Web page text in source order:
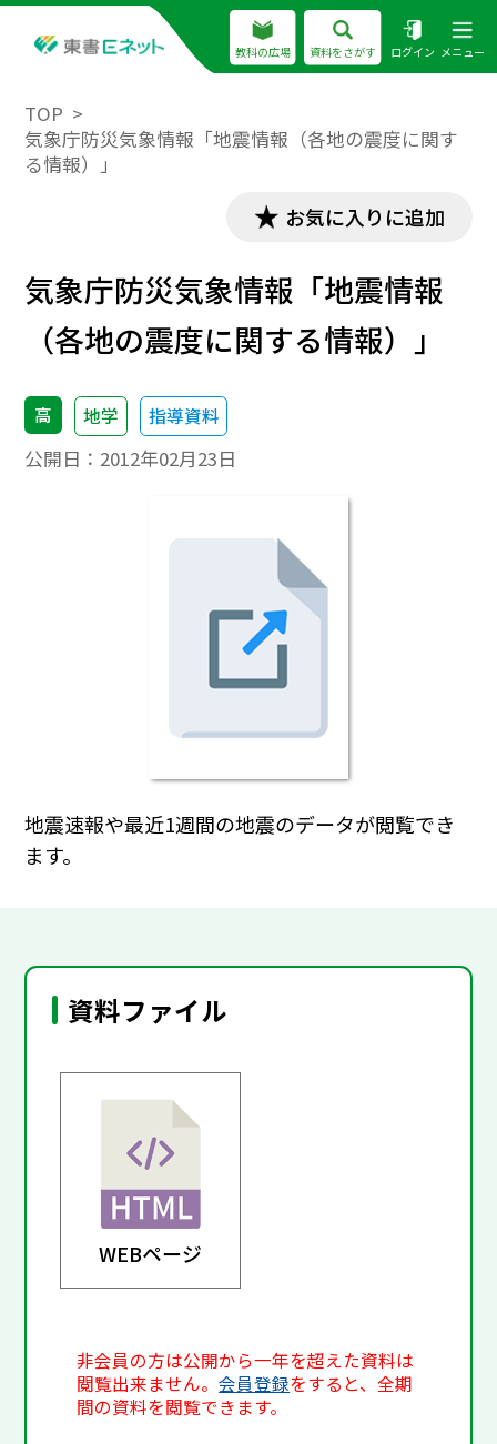
教科の広場 資料をさがす ログイン メニュー
TOP
気象庁防災気象情報「地震情報（各地の震度に関す
る情報）」
お気に入りに追加
気象庁防災気象情報「地震情報
（各地の震度に関する情報）」
高 地学 指導資料
公開日： 2012年02月23日
地震速報や最近1週間の地震のデータが閲覧でき
ます。
資料ファイル
WEBページ
非会員の方は公開から一年を超えた資料は
閲覧出来ません。会員登録をすると、全期
間の資料を閲覧できます。